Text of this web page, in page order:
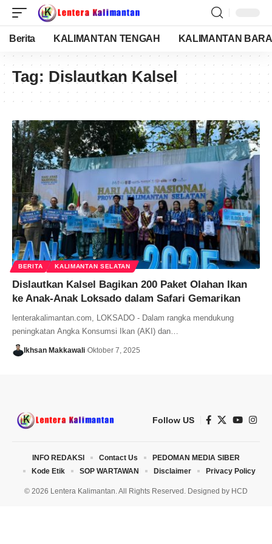
Berita KALIMANTAN TENGAH KALIMANTAN
Tag: Dislautkan Kalsel
BERITA KALIMANTAN SELATAN
Dislautkan Kalsel Bagikan 200 Paket Olahan Ikan
ke Anak-Anak Loksado dalam Safari Gemarikan
lenterakalimantan.com, LOKSADO - Dalam rangka mendukung
peningkatan Angka Konsumsi Ikan (AKI) dan…
Ikhsan Makkawali Oktober 7, 2025
Follow US
© 2026 Lentera Kalimantan. All Rights Reserved. Designed by HCD
INFO REDAKSI Contact Us
PEDOMAN MEDIA SIBER
Kode Etik
SOP WARTAWAN Disclaimer Privacy Policy